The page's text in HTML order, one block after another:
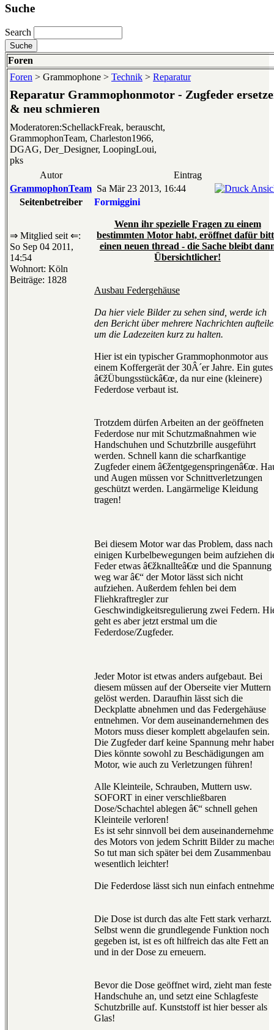
Suche
Search
Foren
Foren > Grammophone > Technik > Reparatur
Reparatur Grammophonmotor - Zugfeder
& neu schmieren
Moderatoren:SchellackFreak, berauscht,
GrammophonTeam, Charleston1966,
DGAG, Der_Designer, LoopingLoui,
pks
Autor
Eintrag
GrammophonTeam Sa Mär 23 2013, 16:44
Seitenbetreiber
⇒ Mitglied seit ⇐:
So Sep 04 2011,
14:54
Wohnort: Köln
Beiträge: 1828
Formiggini
Wenn ihr spezielle Fragen zu einem
bestimmten Motor habt, eröffnet dafür
einen neuen thread - die Sache bleibt
Übersichtlicher!
Ausbau Federgehäuse
Da hier viele Bilder zu sehen sind, werde ich
den Bericht über mehrere Nachrichten
um die Ladezeiten kurz zu halten.
Hier ist ein typischer Grammophonmotor aus
einem Koffergerät der 30Â´er Jahre. Ein gutes
â€žÜbungsstückâ€œ, da nur eine (kleinere)
Federdose verbaut ist.
Trotzdem dürfen Arbeiten an der geöffneten
Federdose nur mit Schutzmaßnahmen wie
Handschuhen und Schutzbrille ausgeführt
werden. Schnell kann die scharfkantige
Zugfeder einem â€žentgegenspringenâ€œ.
und Augen müssen vor Schnittverletzungen
geschützt werden. Langärmelige Kleidung
tragen!
Bei diesem Motor war das Problem, dass nach
einigen Kurbelbewegungen beim aufziehen
Feder etwas â€žknallteâ€œ und die Spannung
weg war â€“ der Motor lässt sich nicht
aufziehen. Außerdem fehlen bei dem
Fliehkraftregler zur
Geschwindigkeitsregulierung zwei Federn.
geht es aber jetzt erstmal um die
Federdose/Zugfeder.
Jeder Motor ist etwas anders aufgebaut. Bei
diesem müssen auf der Oberseite vier Muttern
gelöst werden. Daraufhin lässt sich die
Deckplatte abnehmen und das Federgehäuse
entnehmen. Vor dem auseinandernehmen des
Motors muss dieser komplett abgelaufen sein.
Die Zugfeder darf keine Spannung mehr
Dies könnte sowohl zu Beschädigungen am
Motor, wie auch zu Verletzungen führen!
Alle Kleinteile, Schrauben, Muttern usw.
SOFORT in einer verschließbaren
Dose/Schachtel ablegen â€“ schnell gehen
Kleinteile verloren!
Es ist sehr sinnvoll bei dem
des Motors von jedem Schritt Bilder zu
So tut man sich später bei dem Zusammenbau
wesentlich leichter!
Die Federdose lässt sich nun einfach
Die Dose ist durch das alte Fett stark verharzt.
Selbst wenn die grundlegende Funktion noch
gegeben ist, ist es oft hilfreich das alte Fett an
und in der Dose zu erneuern.
Bevor die Dose geöffnet wird, zieht man feste
Handschuhe an, und setzt eine Schlagfeste
Schutzbrille auf. Kunststoff ist hier besser als
Glas!